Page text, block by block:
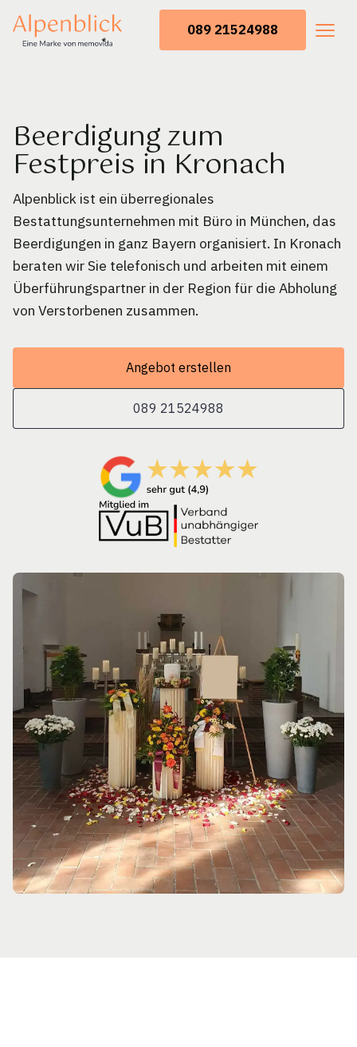
089 21524988
Beerdigung zum
Festpreis in Kronach
Alpenblick ist ein überregionales
Bestattungsunternehmen mit Büro in München, das
Beerdigungen in ganz Bayern organisiert. In Kronach
beraten wir Sie telefonisch und arbeiten mit einem
Überführungspartner in der Region für die Abholung
von Verstorbenen zusammen.
Angebot erstellen
089 21524988